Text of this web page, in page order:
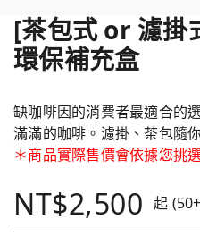
[茶包式 or 濾掛
環保補充盒
缺咖啡因的消費者最適合的
滿滿的咖啡。濾掛、茶包隨
＊商品實際售價會依據您挑
NT$2,500 起